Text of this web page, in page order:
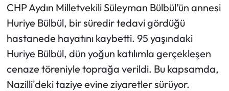
CHP Aydın Milletvekili Süleyman Bülbül’ün annesi
Huriye Bülbül, bir süredir tedavi gördüğü
hastanede hayatını kaybetti. 95 yaşındaki
Huriye Bülbül, dün yoğun katılımla gerçekleşen
cenaze töreniyle toprağa verildi. Bu kapsamda,
Nazilli'deki taziye evine ziyaretler sürüyor.
HABER İLAN